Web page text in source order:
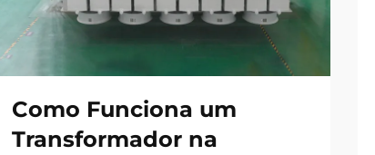
Como Funciona um
Transformador na